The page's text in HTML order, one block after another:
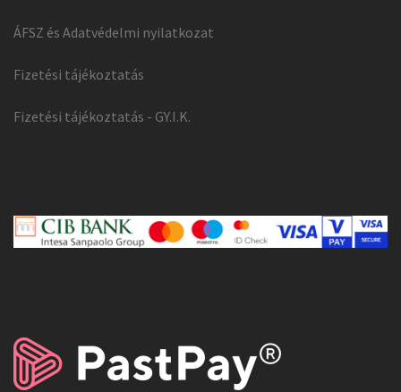
ÁFSZ és Adatvédelmi nyilatkozat
Fizetési tájékoztatás
Fizetési tájékoztatás - GY.I.K.